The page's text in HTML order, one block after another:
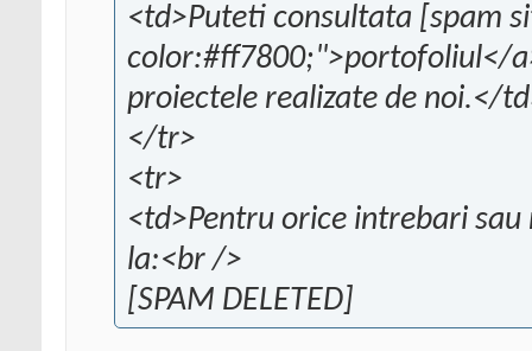
<td>Puteti consultata [spam
color:#ff7800;">portofoliul</
proiectele realizate de noi.</
</tr>
<tr>
<td>Pentru orice intrebari
la:<br />
[SPAM DELETED]